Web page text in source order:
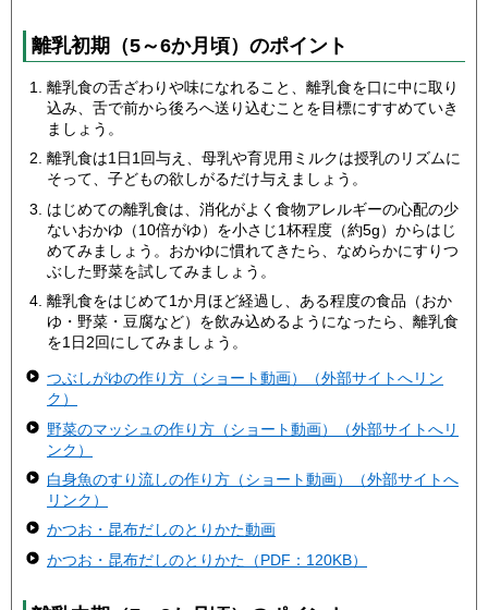
離乳初期（5～6か月頃）のポイント
離乳食の舌ざわりや味になれること、離乳食を口に中に取り
込み、舌で前から後ろへ送り込むことを目標にすすめていき
ましょう。
離乳食は1日1回与え、母乳や育児用ミルクは授乳のリズムに
そって、子どもの欲しがるだけ与えましょう。
はじめての離乳食は、消化がよく食物アレルギーの心配の少
ないおかゆ（10倍がゆ）を小さじ1杯程度（約5g）からはじ
めてみましょう。おかゆに慣れてきたら、なめらかにすりつ
ぶした野菜を試してみましょう。
離乳食をはじめて1か月ほど経過し、ある程度の食品（おか
ゆ・野菜・豆腐など）を飲み込めるようになったら、離乳食
を1日2回にしてみましょう。
つぶしがゆの作り方（ショート動画）（外部サイトへリン
ク）
野菜のマッシュの作り方（ショート動画）（外部サイトへリ
ンク）
白身魚のすり流しの作り方（ショート動画）（外部サイトへ
リンク）
かつお・昆布だしのとりかた動画
かつお・昆布だしのとりかた（PDF：120KB）